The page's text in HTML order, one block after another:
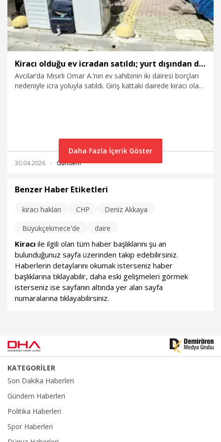
Kiracı olduğu ev icradan satıldı; yurt dışından döndüğünde eşyalarıyla sokakta kaldı
Avcılar’da Mısırlı Omar A.’nın ev sahibinin iki dairesi borçları
nedeniyle icra yoluyla satıldı. Giriş kattaki dairede kiracı olan
tahliye etmesi istenen Omar A. "Böyle bir şey Türkiye'de de
dünyada da yok. Ben nereye gideyim şimdi" diyerek
görevlilere tepki gösterdi. Avukatlarla da bir süre tartışan
30.04.2026 Gündem
Daha Fazla İçerik Göster
Benzer Haber Etiketleri
kiracı hakları CHP
Deniz Akkaya
Büyükçekmece'de
daire
Kiracı ile ilgili olan tüm haber başlıklarını şu an
bulunduğunuz sayfa üzerinden takip edebilirsiniz.
Haberlerin detaylarını okumak isterseniz haber
başlıklarına tıklayabilir, daha eski gelişmeleri görmek
isterseniz ise sayfanın altında yer alan sayfa
numaralarına tıklayabilirsiniz.
KATEGORİLER
Son Dakika Haberleri
Gündem Haberleri
Politika Haberleri
Spor Haberleri